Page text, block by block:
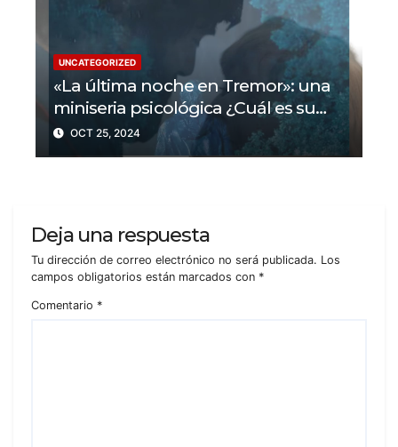
UNCATEGORIZED
«La última noche en Tremor»: una
miniseria psicológica ¿Cuál es su
trama?
OCT 25, 2024
Deja una respuesta
Tu dirección de correo electrónico no será publicada. Los
campos obligatorios están marcados con *
Comentario *